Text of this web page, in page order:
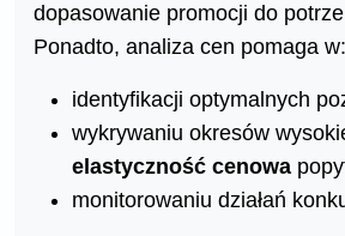
dopasowanie promocji do
Ponadto, analiza cen pomaga w:
identyfikacji optymalnych
wykrywaniu okresów
elastyczność cenowa
monitorowaniu działań